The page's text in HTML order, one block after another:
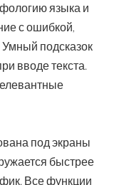
языка и
с ошибкой,
Умный подсказок
вводе текста.
под экраны
быстрее
Все функции